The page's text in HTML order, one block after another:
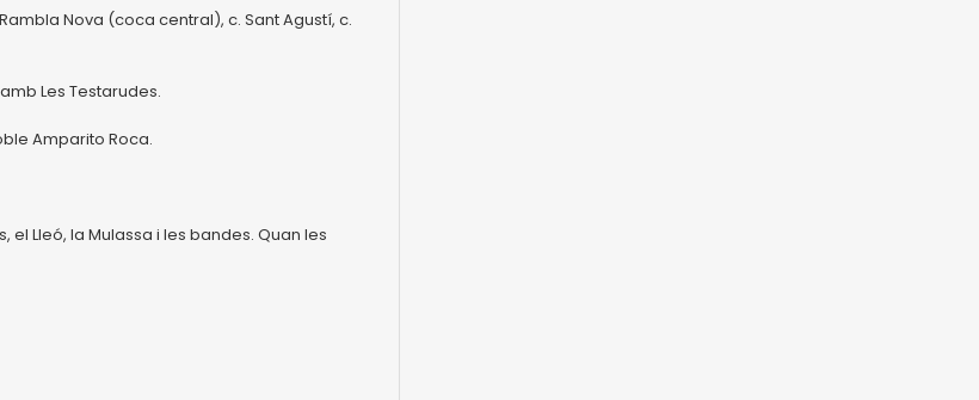
Nova (coca central), c. Sant Agustí, c.
Les Testarudes.
Amparito Roca.
el Lleó, la Mulassa i les bandes. Quan les